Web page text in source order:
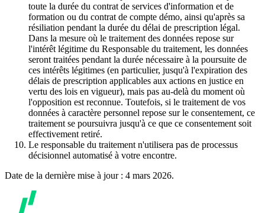
toute la durée du contrat de services d'information et de
formation ou du contrat de compte démo, ainsi qu'après sa
résiliation pendant la durée du délai de prescription légal.
Dans la mesure où le traitement des données repose sur
l'intérêt légitime du Responsable du traitement, les données
seront traitées pendant la durée nécessaire à la poursuite de
ces intérêts légitimes (en particulier, jusqu'à l'expiration des
délais de prescription applicables aux actions en justice en
vertu des lois en vigueur), mais pas au-delà du moment où
l'opposition est reconnue. Toutefois, si le traitement de vos
données à caractère personnel repose sur le consentement, ce
traitement se poursuivra jusqu'à ce que ce consentement soit
effectivement retiré.
Le responsable du traitement n'utilisera pas de processus
décisionnel automatisé à votre encontre.
Date de la dernière mise à jour : 4 mars 2026.